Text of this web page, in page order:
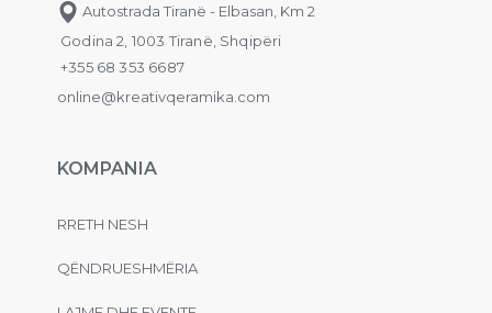
Autostrada Tiranë - Elbasan, Km 2
Godina 2, 1003 Tiranë, Shqipëri
+355 68 353 6687
online@kreativqeramika.com
KOMPANIA
RRETH NESH
QËNDRUESHMËRIA